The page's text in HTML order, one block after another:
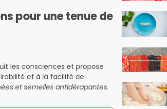
pour une tenue de
les consciences et propose
et à la facilité de
et semelles antidérapantes.